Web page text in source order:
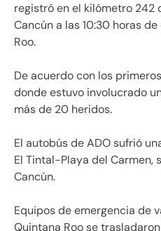
registró en el kilómetro 242
Cancún a las 10:30 horas
Roo.
De acuerdo con los
donde estuvo involucrado
más de 20 heridos.
El autobús de ADO sufrió
El Tintal-Playa del
Cancún.
Equipos de emergencia de
Quintana Roo se